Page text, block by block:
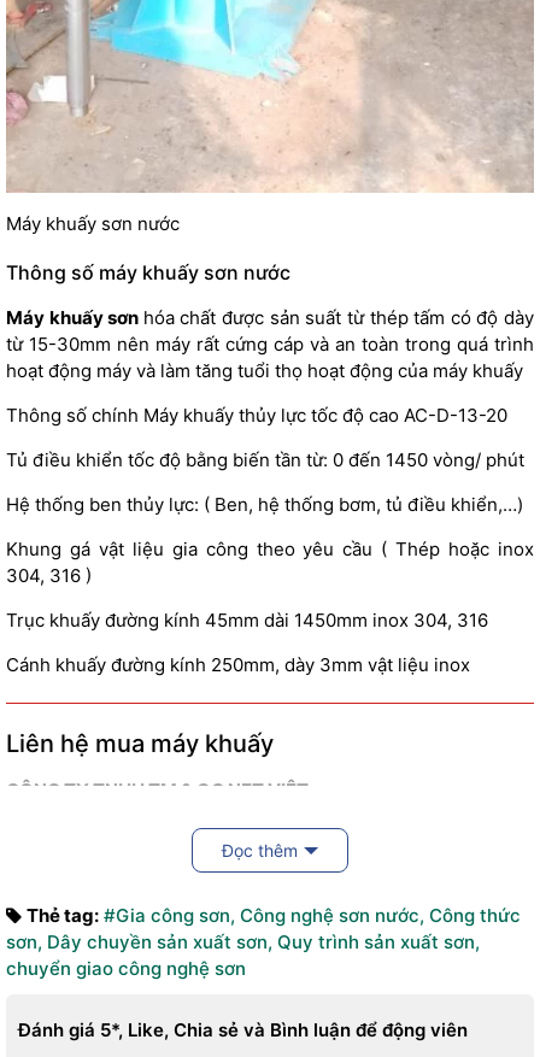
Máy khuấy sơn nước
Thông số máy khuấy sơn nước
Máy khuấy sơn hóa chất được sản suất từ thép tấm có độ dày
từ 15-30mm nên máy rất cứng cáp và an toàn trong quá trình
hoạt động máy và làm tăng tuổi thọ hoạt động của máy khuấy
Thông số chính Máy khuấy thủy lực tốc độ cao AC-D-13-20
Tủ điều khiển tốc độ bằng biến tần từ: 0 đến 1450 vòng/ phút
Hệ thống ben thủy lực: ( Ben, hệ thống bơm, tủ điều khiển,…)
Khung gá vật liệu gia công theo yêu cầu ( Thép hoặc inox
304, 316 )
Trục khuấy đường kính 45mm dài 1450mm inox 304, 316
Cánh khuấy đường kính 250mm, dày 3mm vật liệu inox
Liên hệ mua máy khuấy
CÔNG TY TNHH TM & QC NET VIỆT
0943.188.318 – 0989.188.318
Mr Cương
Email : congnghesonnuocnano@gmail.com
Mua máy khuấy sơn ?
Giá máy khuấy sơn ?
Đọc thêm
Thẻ tag: #Gia công sơn, Công nghệ sơn nước, Công thức
sơn, Dây chuyền sản xuất sơn, Quy trình sản xuất sơn,
chuyển giao công nghệ sơn
Đánh giá 5*, Like, Chia sẻ và Bình luận để động viên